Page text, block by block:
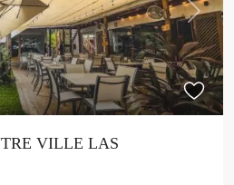
Next
VILLE LAS